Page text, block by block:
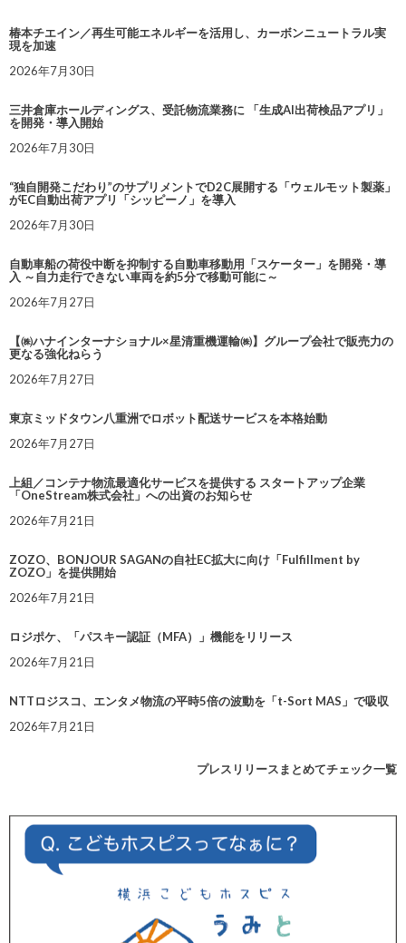
椿本チエイン／再生可能エネルギーを活用し、カーボンニュートラル実
現を加速
2026年7月30日
三井倉庫ホールディングス、受託物流業務に 「生成AI出荷検品アプリ」
を開発・導入開始
2026年7月30日
“独自開発こだわり”のサプリメントでD2C展開する「ウェルモット製薬」
がEC自動出荷アプリ「シッピーノ」を導入
2026年7月30日
自動車船の荷役中断を抑制する自動車移動用「スケーター」を開発・導
入 ～自力走行できない車両を約5分で移動可能に～
2026年7月27日
【㈱ハナインターナショナル×星清重機運輸㈱】グループ会社で販売力の
更なる強化ねらう
2026年7月27日
東京ミッドタウン八重洲でロボット配送サービスを本格始動
2026年7月27日
上組／コンテナ物流最適化サービスを提供する スタートアップ企業
「OneStream株式会社」への出資のお知らせ
2026年7月21日
ZOZO、BONJOUR SAGANの自社EC拡大に向け「Fulfillment by
ZOZO」を提供開始
2026年7月21日
ロジポケ、「パスキー認証（MFA）」機能をリリース
2026年7月21日
NTTロジスコ、エンタメ物流の平時5倍の波動を「t-Sort MAS」で吸収
2026年7月21日
プレスリリースまとめてチェック一覧